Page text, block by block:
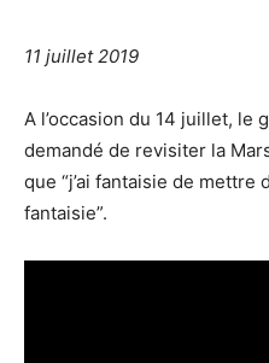
11 juillet 2019
A l’occasion du 14 juillet, le
demandé de revisiter la
que “j’ai fantaisie de
fantaisie”.